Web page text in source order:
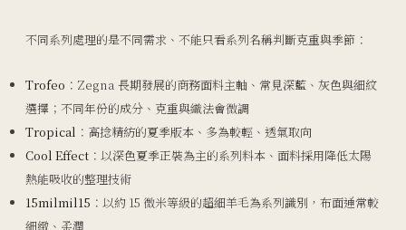
不同系列處理的是不同需求、不能只看系列名稱判斷克重與季節：
Trofeo ：Zegna 長期發展的商務面料主軸、常見深藍、灰色與細紋
選擇；不同年份的成分、克重與織法會微調
Tropical ：高捻精紡的夏季版本、多為較輕、透氣取向
Cool Effect ：以深色夏季正裝為主的系列料本、面料採用降低太陽
熱能吸收的整理技術
15milmil15 ：以約 15 微米等級的超細羊毛為系列識別，布面通常較
細緻、柔潤